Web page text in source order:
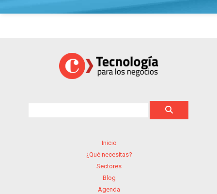
Inicio
¿Qué necesitas?
Sectores
Blog
Agenda